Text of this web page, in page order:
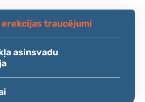
traucējumi
asinsvadu